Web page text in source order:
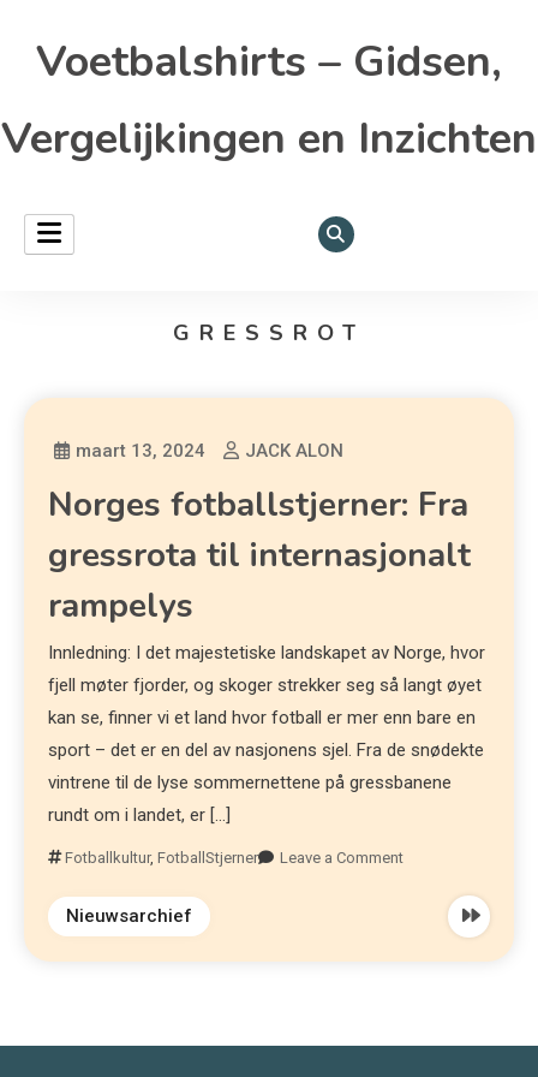
Voetbalshirts – Gidsen,
Vergelijkingen en Inzichten
GRESSROT
maart 13, 2024 JACK ALON
Norges fotballstjerner: Fra
gressrota til internasjonalt
rampelys
Innledning: I det majestetiske landskapet av Norge, hvor
fjell møter fjorder, og skoger strekker seg så langt øyet
kan se, finner vi et land hvor fotball er mer enn bare en
sport – det er en del av nasjonens sjel. Fra de snødekte
vintrene til de lyse sommernettene på gressbanene
rundt om i landet, er […]
Fotballkultur,FotballStjerner Leave a Comment
Nieuwsarchief